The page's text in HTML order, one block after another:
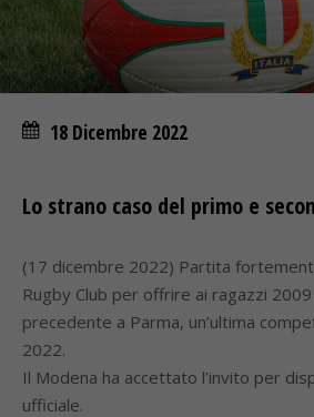
18 Dicembre 2022
Lo strano caso del primo e
(17 dicembre 2022) Partita
Rugby Club per offrire ai ragazzi
precedente a Parma, un’ultima
2022.
Il Modena ha accettato l’invito per
ufficiale.